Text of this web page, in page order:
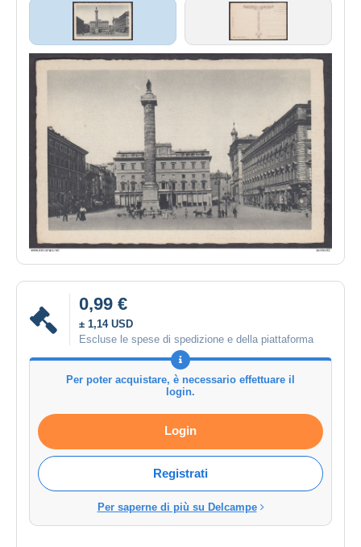
0,99 €
± 1,14 USD
Escluse le spese di spedizione e della piattaforma
Per poter acquistare, è necessario effettuare il
login.
Login
Registrati
Per saperne di più su Delcampe